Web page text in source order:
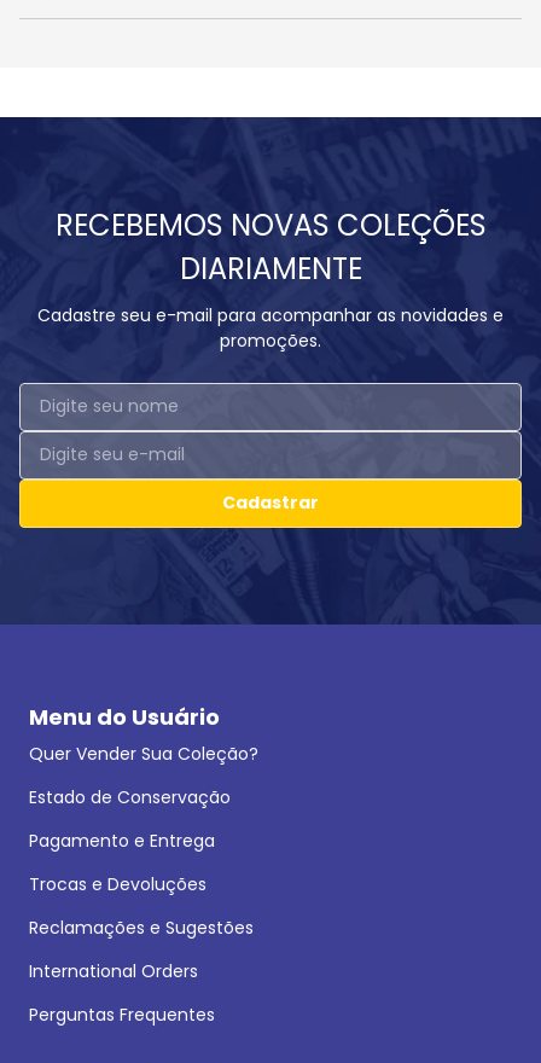
RECEBEMOS NOVAS COLEÇÕES
DIARIAMENTE
Cadastre seu e-mail para acompanhar as novidades e
promoções.
Cadastrar
Menu do Usuário
Quer Vender Sua Coleção?
Estado de Conservação
Pagamento e Entrega
Trocas e Devoluções
Reclamações e Sugestões
International Orders
Perguntas Frequentes